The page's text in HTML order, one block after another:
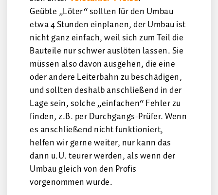
Geübte „Löter“ sollten für den Umbau
etwa 4 Stunden einplanen, der Umbau ist
nicht ganz einfach, weil sich zum Teil die
Bauteile nur schwer auslöten lassen. Sie
müssen also davon ausgehen, die eine
oder andere Leiterbahn zu beschädigen,
und sollten deshalb anschließend in der
Lage sein, solche „einfachen“ Fehler zu
finden, z.B. per Durchgangs-Prüfer. Wenn
es anschließend nicht funktioniert,
helfen wir gerne weiter, nur kann das
dann u.U. teurer werden, als wenn der
Umbau gleich von den Profis
vorgenommen wurde.